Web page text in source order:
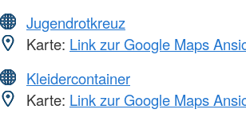
Jugendrotkreuz
Karte: Link zur Google Maps
Kleidercontainer
Karte: Link zur Google Maps